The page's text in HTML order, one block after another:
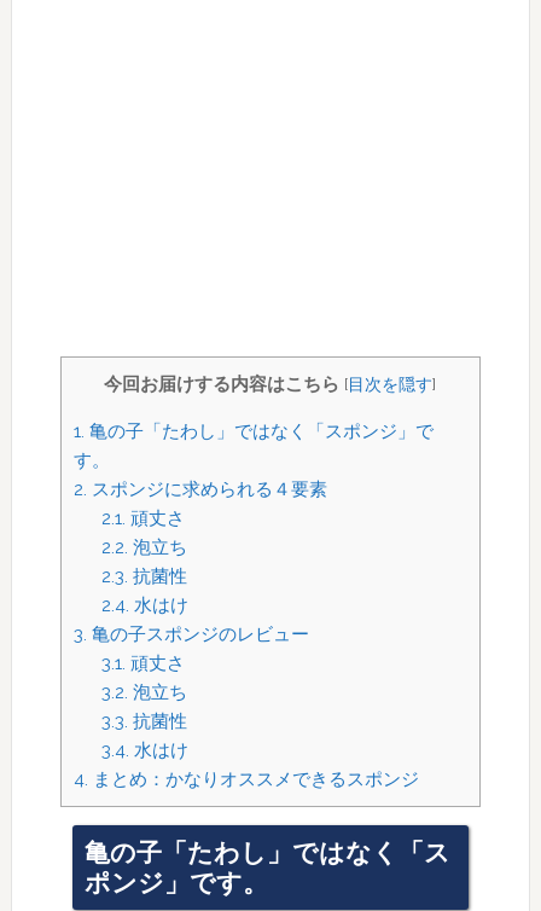
今回お届けする内容はこちら [目次を隠す]
1. 亀の子「たわし」ではなく「スポンジ」で
す。
2. スポンジに求められる４要素
2.1. 頑丈さ
2.2. 泡立ち
2.3. 抗菌性
2.4. 水はけ
3. 亀の子スポンジのレビュー
3.1. 頑丈さ
3.2. 泡立ち
3.3. 抗菌性
3.4. 水はけ
4. まとめ：かなりオススメできるスポンジ
亀の子「たわし」ではなく「ス
ポンジ」です。